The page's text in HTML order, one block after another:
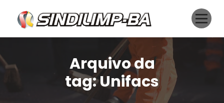
conteúdo
Arquivo da
tag: Unifacs